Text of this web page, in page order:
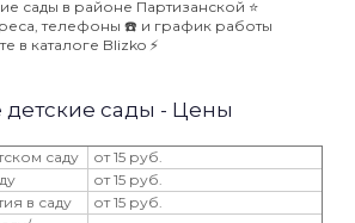
сады в районе Партизанской ⭐️
телефоны ☎️ и график работы
в каталоге Blizko ⚡️
сады - Цены
саду
от 15 руб.
от 15 руб.
в саду
от 15 руб.